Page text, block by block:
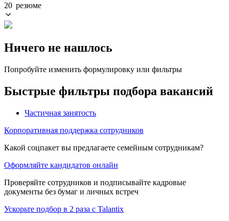
20 резюме
Ничего не нашлось
Попробуйте изменить формулировку или фильтры
Быстрые фильтры подбора вакансий
Частичная занятость
Корпоративная поддержка сотрудников
Какой соцпакет вы предлагаете семейным сотрудникам?
Оформляйте кандидатов онлайн
Проверяйте сотрудников и подписывайте кадровые
документы без бумаг и личных встреч
Ускорьте подбор в 2 раза с Talantix